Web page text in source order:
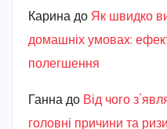
Карина до Як швидко
домашніх умовах:
полегшення
Ганна до Від чого
головні причини та